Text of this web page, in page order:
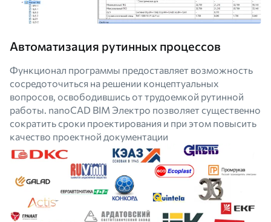
Автоматизация рутинных процессов
Функционал программы предоставляет возможность
сосредоточиться на решении концептуальных
вопросов, освободившись от трудоемкой рутинной
работы. nanoCAD BIM Электро позволяет существенно
сократить сроки проектирования и при этом повысить
качество проектной документации